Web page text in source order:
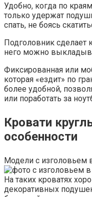
Удобно, когда по
только удержат
спать, не боясь
Подголовник сделает
него можно
Фиксированная или
которая «ездит» по
более удобной,
или поработать за
Кровати
особенности
Модели с изголовьем
На таких кроватях
декоративных